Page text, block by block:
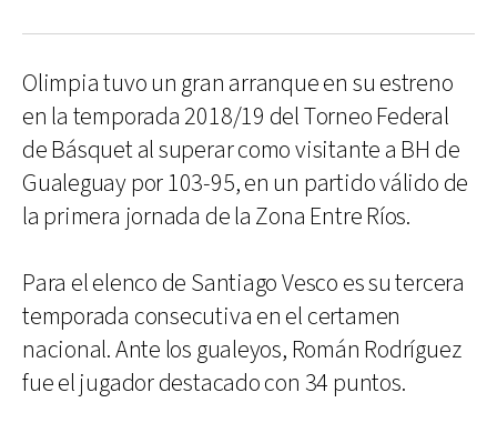
Olimpia tuvo un gran arranque en su estreno
en la temporada 2018/19 del Torneo Federal
de Básquet al superar como visitante a BH de
Gualeguay por 103-95, en un partido válido de
la primera jornada de la Zona Entre Ríos.
Para el elenco de Santiago Vesco es su tercera
temporada consecutiva en el certamen
nacional. Ante los gualeyos, Román Rodríguez
fue el jugador destacado con 34 puntos.